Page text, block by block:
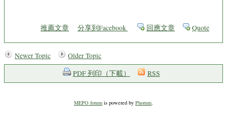
推薦文章 分享到Facebook 回應文章 Quote
Newer Topic
Older Topic
PDF 列印（下載）
RSS
MEPO forum is powered by Phorum.